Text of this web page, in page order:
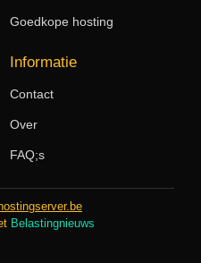
Goedkope hosting
Informatie
Contact
Over
FAQ;s
Belastingnieuws